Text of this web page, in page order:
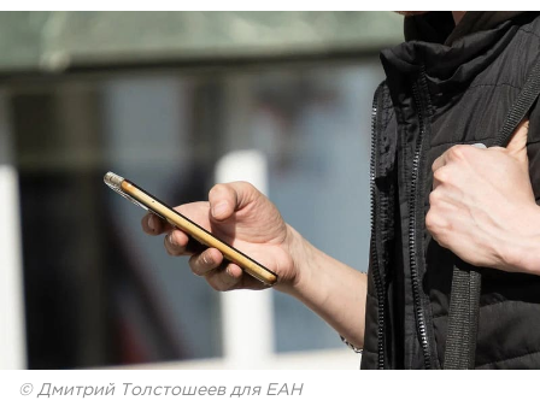
© Дмитрий Толстошеев для ЕАН